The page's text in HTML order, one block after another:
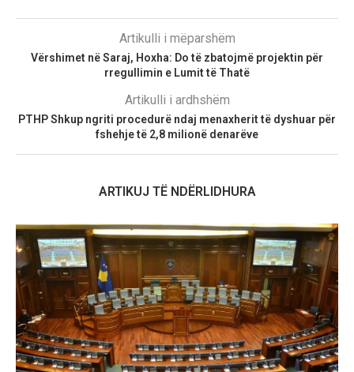
Artikulli i mëparshëm
Vërshimet në Saraj, Hoxha: Do të zbatojmë projektin për
rregullimin e Lumit të Thatë
Artikulli i ardhshëm
PTHP Shkup ngriti procedurë ndaj menaxherit të dyshuar për
fshehje të 2,8 milionë denarëve
ARTIKUJ TË NDËRLIDHURA